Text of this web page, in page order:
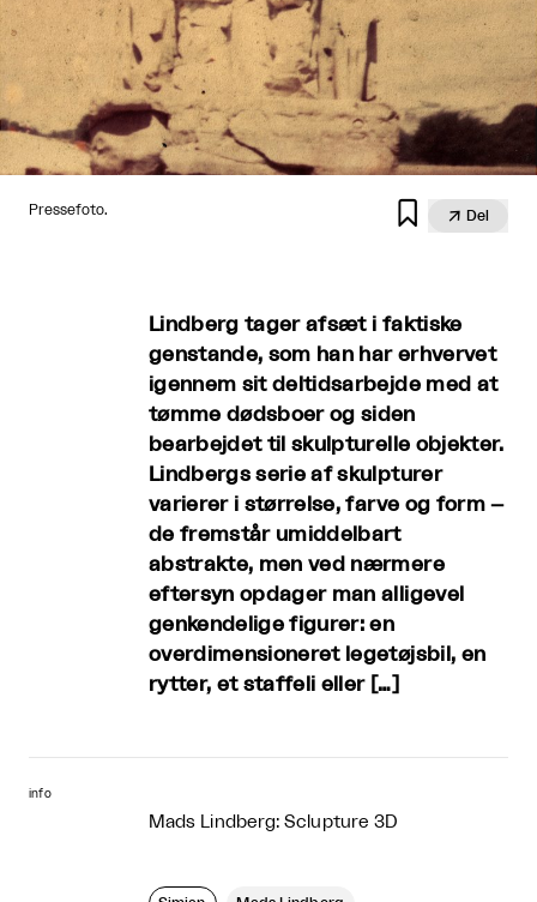
Pressefoto.   Del
Lindberg tager afsæt i faktiske
genstande, som han har erhvervet
igennem sit deltidsarbejde med at
tømme dødsboer og siden
bearbejdet til skulpturelle objekter.
Lindbergs serie af skulpturer
varierer i størrelse, farve og form –
de fremstår umiddelbart
abstrakte, men ved nærmere
eftersyn opdager man alligevel
genkendelige figurer: en
overdimensioneret legetøjsbil, en
rytter, et staffeli eller […]
info
Mads Lindberg: Sclupture 3D